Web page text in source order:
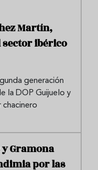
Martín,
ibérico
generación
la DOP Guijuelo y
Gramona
por las